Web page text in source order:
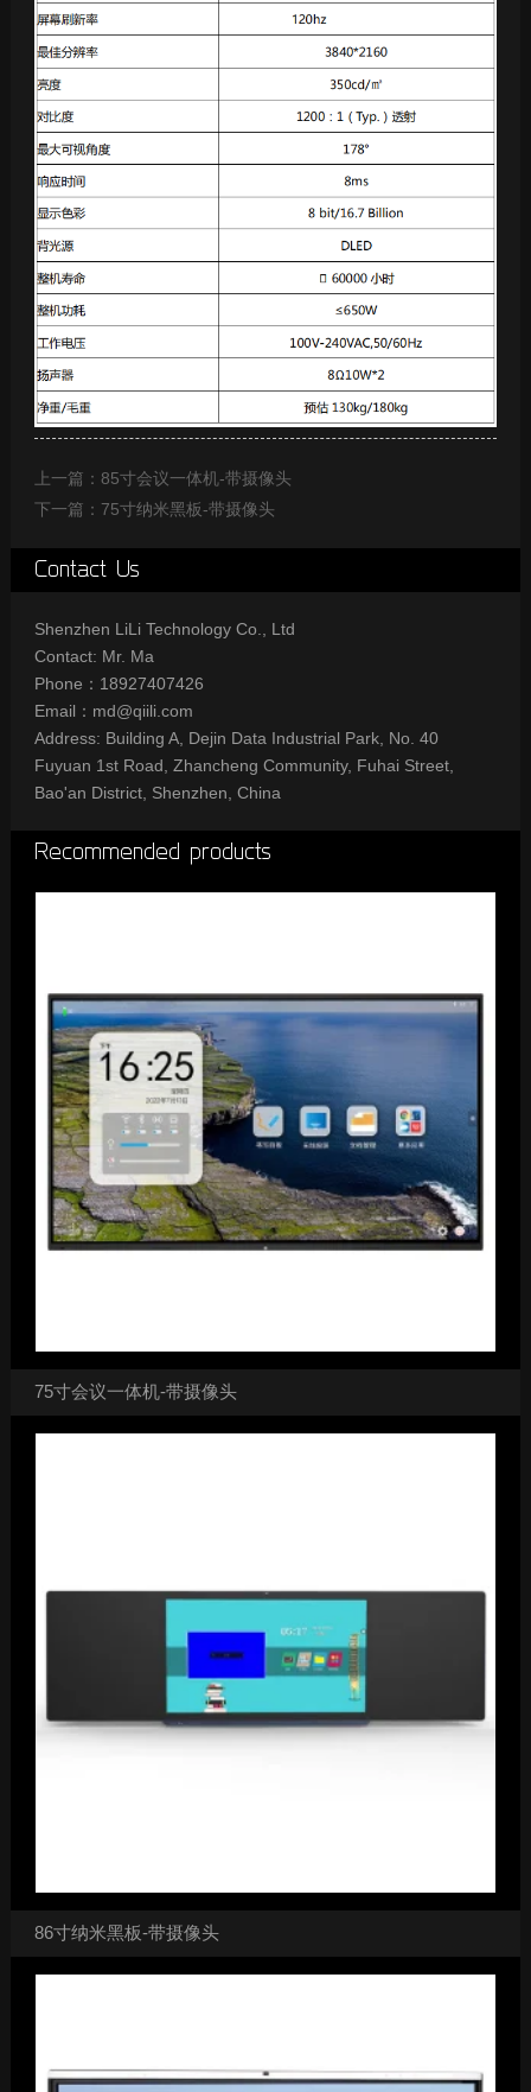
上一篇：85寸会议一体机-带摄像头
下一篇：75寸纳米黑板-带摄像头
Contact Us
Shenzhen LiLi Technology Co., Ltd
Contact: Mr. Ma
Phone：18927407426
Email：md@qiili.com
Address: Building A, Dejin Data Industrial Park, No. 40
Fuyuan 1st Road, Zhancheng Community, Fuhai Street,
Bao'an District, Shenzhen, China
Recommended products
75寸会议一体机-带摄像头
86寸纳米黑板-带摄像头